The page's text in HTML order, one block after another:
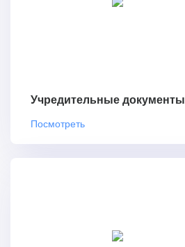
Учредительные документы
Посмотреть